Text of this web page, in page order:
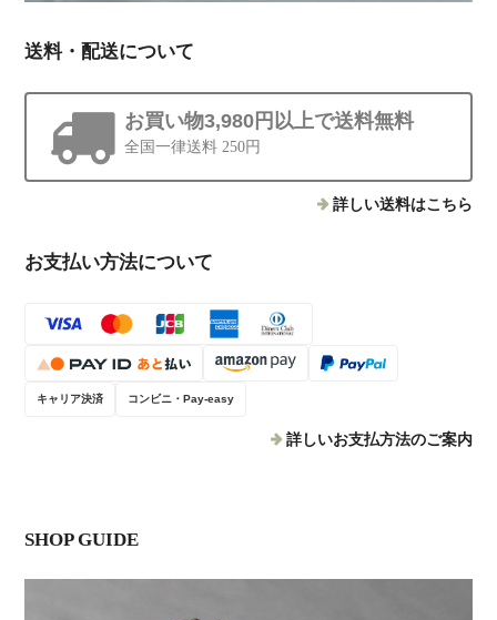
送料・配送について
お買い物3,980円以上で送料無料
全国一律送料 250円
詳しい送料はこちら
お支払い方法について
キャリア決済 コンビニ・Pay-easy
詳しいお支払方法のご案内
SHOP GUIDE